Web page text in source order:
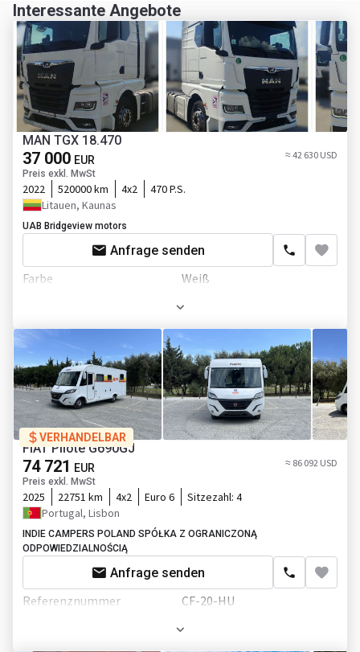
Interessante Angebote
MAN TGX 18.470
37 000 EUR
Preis exkl. MwSt
≈ 42 630 USD
2022 520000 km 4x2
470 P.S.
Litauen, Kaunas
UAB Bridgeview motors
Anfrage senden
Farbe Weiß
Achsanzahl 2-Achse
VERHANDELBAR
FIAT Pilote G690GJ
74 721 EUR
Preis exkl. MwSt
≈ 86 092 USD
2025 22751 km 4x2 Euro 6 Sitzezahl: 4
Portugal, Lisbon
INDIE CAMPERS POLAND SPÓŁKA Z OGRANICZONĄ
ODPOWIEDZIALNOŚCIĄ
Anfrage senden
Referenznummer
CF-20-HU
Guter